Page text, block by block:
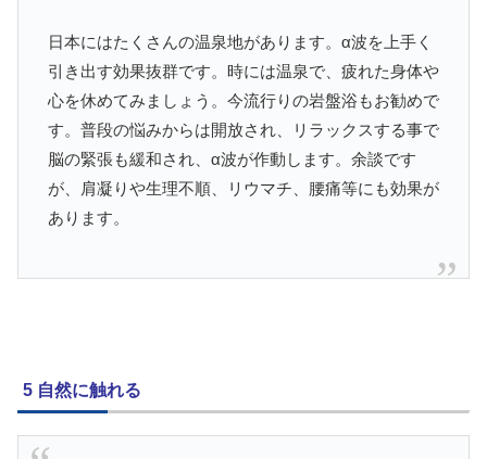
日本にはたくさんの温泉地があります。α波を上手く
引き出す効果抜群です。時には温泉で、疲れた身体や
心を休めてみましょう。今流行りの岩盤浴もお勧めで
す。普段の悩みからは開放され、リラックスする事で
脳の緊張も緩和され、α波が作動します。余談です
が、肩凝りや生理不順、リウマチ、腰痛等にも効果が
あります。
5 自然に触れる